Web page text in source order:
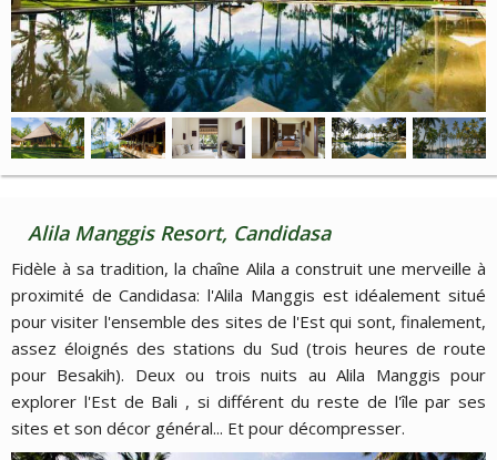
Alila Manggis Resort, Candidasa
Fidèle à sa tradition, la chaîne Alila a construit une merveille à
proximité de Candidasa: l'Alila Manggis est idéalement situé
pour visiter l'ensemble des sites de l'Est qui sont, finalement,
assez éloignés des stations du Sud (trois heures de route
pour Besakih). Deux ou trois nuits au Alila Manggis pour
explorer l'Est de Bali , si différent du reste de l'île par ses
sites et son décor général... Et pour décompresser.